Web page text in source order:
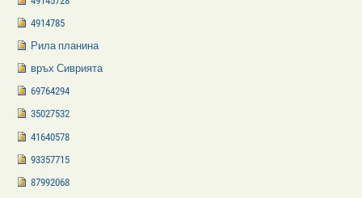
4914785
Рила планина
връх Сиврията
69764294
35027532
41640578
93357715
87992068